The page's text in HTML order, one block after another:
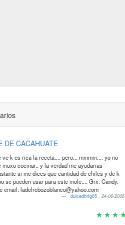
DE CACAHUATE
ve k es rica la receta.... pero... mmmm.... yo no
muxo cocinar.. y la verdad me ayudarias
si me dices que cantidad de chiles y de k
se pueden usar para este mole.... Grx. Candy.
email: ladelrebozoblanco@yahoo.com
dulcedhrfg05,24-06-2006